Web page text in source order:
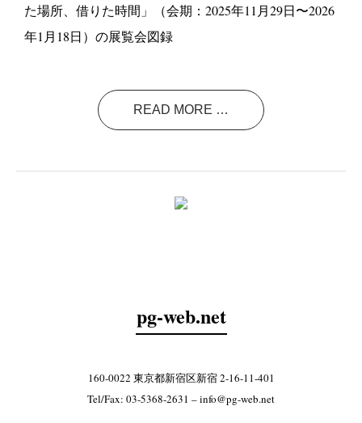
た場所、借りた時間」（会期：2025年11月29日〜2026
年1月18日）の展覧会図録
READ MORE …
pg-web.net
160-0022 東京都新宿区新宿 2-16-11-401
Tel/Fax: 03-5368-2631 –info@pg-web.net